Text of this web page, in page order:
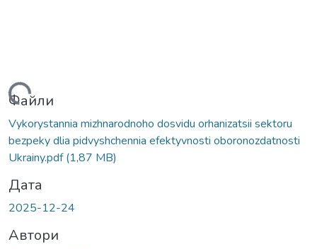
Файли
Vykorystannia mizhnarodnoho dosvidu orhanizatsii sektoru
bezpeky dlia pidvyshchennia efektyvnosti oboronozdatnosti
Ukrainy.pdf(1,87 MB)
Дата
2025-12-24
Автори